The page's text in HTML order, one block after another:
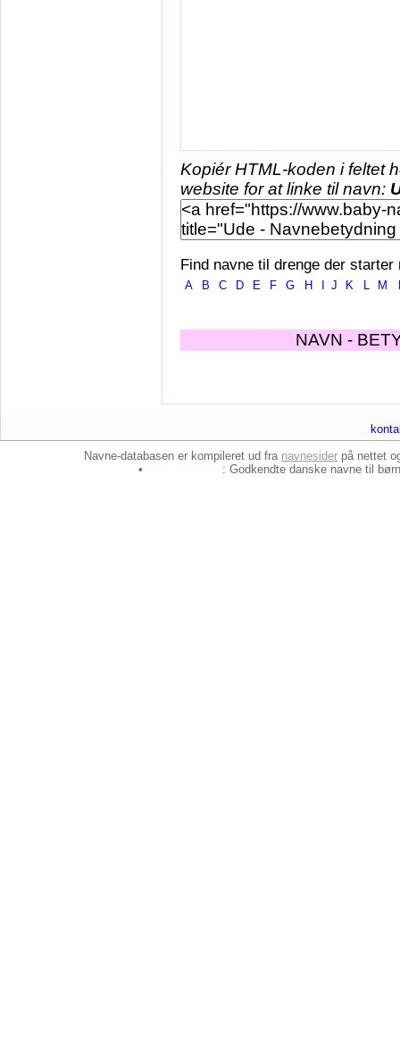
Kopiér HTML-koden i feltet
website for at linke til navn:
Find navne til drenge der starter
A B C D E F G H J K L M
NAVN -
Navne-databasen er kompileret ud fra navnesider på nettet
•
: Godkendte danske navne til børn